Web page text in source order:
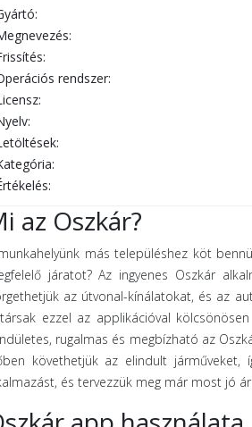
rendszer:
az Oszkár?
más településhez köt
járatot? Az ingyenes Oszkár
az útvonal-kínálatokat, és az
ezzel az applikációval
rugalmas és megbízható az
követhetjük az elindult
és tervezzük meg már most jó